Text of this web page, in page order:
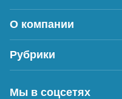
О компании
Рубрики
Мы в соцсетях